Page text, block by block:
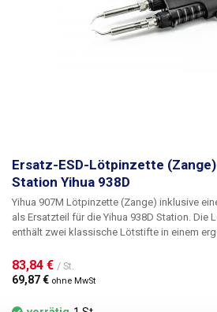
Ersatz-ESD-Lötpinzette
Station Yihua 938D
Yihua 907M Lötpinzette (Zange) inklusive
als Ersatzteil für die Yihua 938D Station. Die Lötpinzette oder Zange
enthält zwei klassische Lötstifte in einem
oder Entlöten von SMD-Bauteilen sehr
Bauteils werden gleichzeitig erwärmt und
Entlöten möglichst schnell ohne unnötig
des gelöteten Bauteils. Der Yihua 907M Lötgriff enthält zwei
83,84 € / St.
69,87 € ohne MwSt